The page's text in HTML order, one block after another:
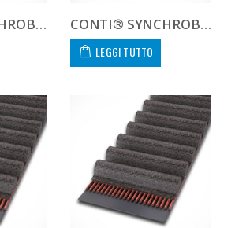
CONTI® SYNCHROBELT 244L-400 CUSTOM CONTI® SYNCHROBELT 255H-400 CUSTOM
LEGGI TUTTO